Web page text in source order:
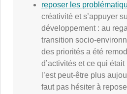
reposer les
créativité et s’appuyer
développement : au
transition socio-
des priorités a été
d’activités et ce qui
l’est peut-être plus
faut pas hésiter à